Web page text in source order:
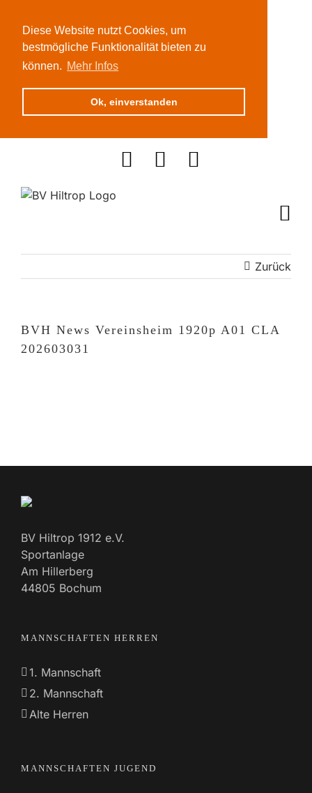
Diese Website nutzt Cookies, um
bestmögliche Funktionalität bieten zu
können. Mehr Infos
Ok, einverstanden
Zurück
BVH News Vereinsheim 1920p A01 CLA
202603031
BV Hiltrop 1912 e.V.
Sportanlage
Am Hillerberg
44805 Bochum
MANNSCHAFTEN HERREN
1. Mannschaft
2. Mannschaft
Alte Herren
MANNSCHAFTEN JUGEND